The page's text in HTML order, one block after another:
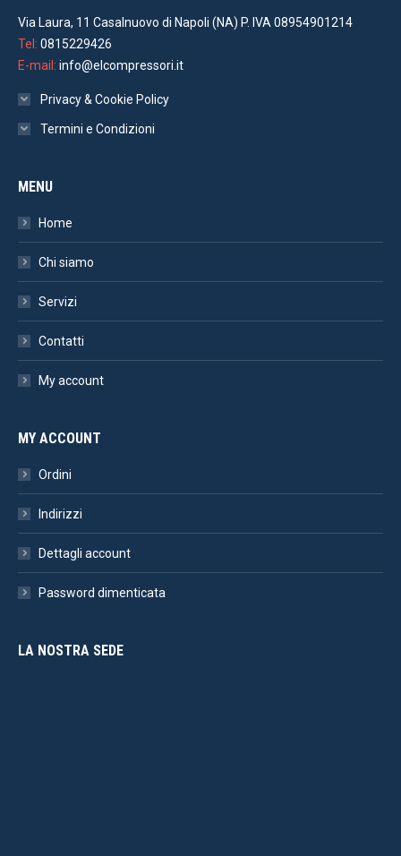
Via Laura, 11 Casalnuovo di Napoli (NA) P. IVA 08954901214
Tel: 0815229426
E-mail: info@elcompressori.it
Privacy & Cookie Policy
Termini e Condizioni
MENU
Home
Chi siamo
Servizi
Contatti
My account
MY ACCOUNT
Ordini
Indirizzi
Dettagli account
Password dimenticata
LA NOSTRA SEDE